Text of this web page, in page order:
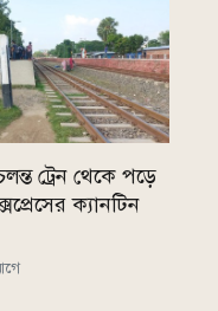
ট্রেন থেকে পড়ে
ক্যানটিন